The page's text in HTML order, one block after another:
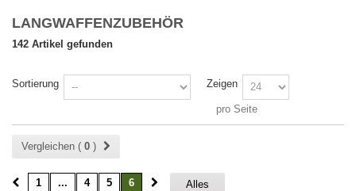
LANGWAFFENZUBEHÖR
142 Artikel gefunden
Sortierung Zeigen
pro Seite
Vergleichen ( 0 )
Alles
1 ... 4 5 6